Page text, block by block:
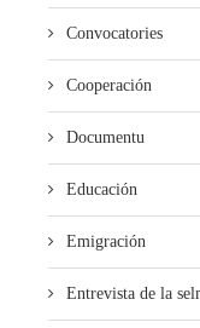
Convocatories
Cooperación
Documentu
Educación
Emigración
Entrevista de la